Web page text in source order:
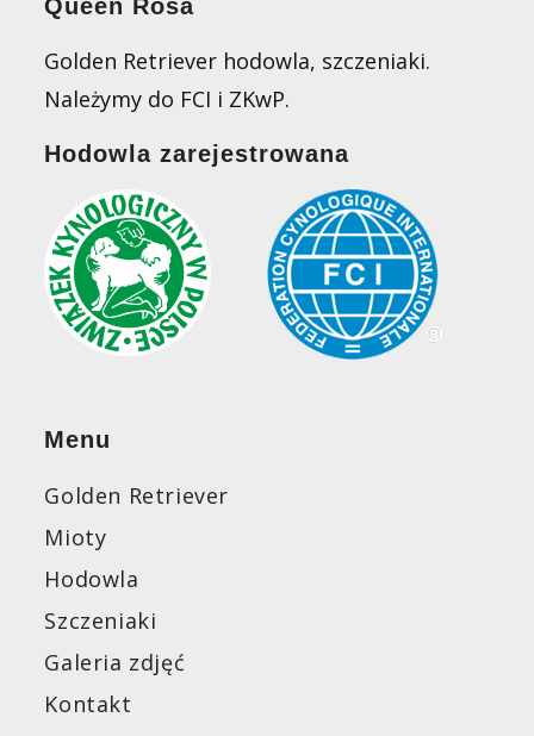
Queen Rosa
Golden Retriever hodowla, szczeniaki.
Należymy do FCI i ZKwP.
Hodowla zarejestrowana
Menu
Golden Retriever
Mioty
Hodowla
Szczeniaki
Galeria zdjęć
Kontakt